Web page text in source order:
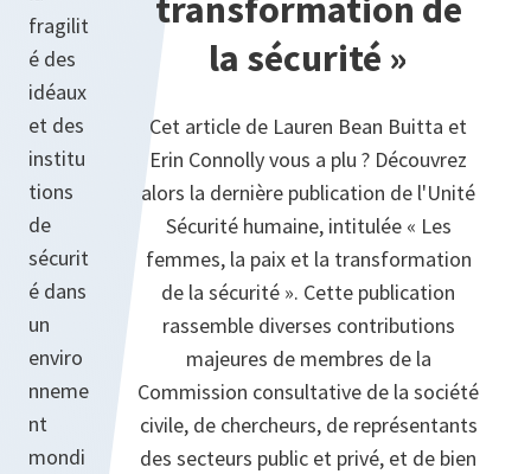
transformation de
la sécurité »
Cet article de Lauren Bean Buitta et
Erin Connolly vous a plu ? Découvrez
alors la dernière publication de l'Unité
Sécurité humaine, intitulée « Les
femmes, la paix et la transformation
de la sécurité ». Cette publication
rassemble diverses contributions
majeures de membres de la
Commission consultative de la société
civile, de chercheurs, de représentants
des secteurs public et privé, et de bien
fragilit
é des
idéaux
et des
institu
tions
de
sécurit
é dans
un
enviro
nneme
nt
mondi